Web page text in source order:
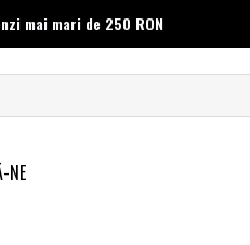
mai mari de 250 RON
NE